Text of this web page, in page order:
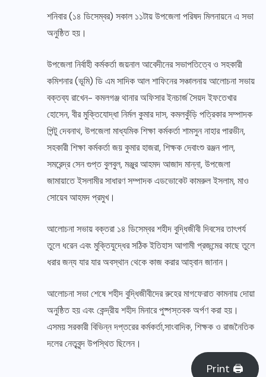
শনিবার (১৪ ডিসেম্বর) সকাল ১১টায় উপজেলা পরিষদ মিলনায়নে এ সভা
অনুষ্ঠিত হয়।
উপজেলা নির্বাহী কর্মকর্তা জয়নাল আবেদীনের সভাপতিত্বে ও সহকারী
কমিশনার (ভূমি) ডি এম সাদিক আল শাফিনের সঞ্চালনায় আলোচনা সভায়
বক্তব্য রাখেন- কমলগঞ্জ থানার অফিসার ইনচার্জ সৈয়দ ইফতেখার
হোসেন, বীর মুক্তিযোদ্ধা নির্মল কুমার দাস, কমলকুঁড়ি পত্রিকার সম্পাদক
পিন্টু দেবনাথ, উপজেলা মাধ্যমিক শিক্ষা কর্মকর্তা শামসুন নাহার পারভীন,
সহকারী শিক্ষা কর্মকর্তা জয় কুমার হাজরা, শিক্ষক দেবাংশু রঞ্জন পাল,
সমরেন্দ্র সেন গুপ্ত বুলবুল, মঞ্জুর আহমদ আজাদ মান্না, উপজেলা
জামায়াতে ইসলামীর সাধারণ সম্পাদক এডভোকেট কামরুল ইসলাম, মাও
সোয়েব আহমদ প্রমুখ।
আলোচনা সভায় বক্তরা ১৪ ডিসেম্বর শহীদ বুদ্ধিজীবী দিবসের তাৎপর্য
তুলে ধরেন এবং মুক্তিযুদ্ধের সঠিক ইতিহাস আগামী প্রজন্মের কাছে তুলে
ধরার জন্য যার যার অবস্থান থেকে কাজ করার আহ্বান জানান।
আলোচনা সভা শেষে শহীদ বুদ্ধিজীবীদের রুহের মাগফেরাত কামনায় দোয়া
অনুষ্ঠিত হয় এবং কেন্দ্রীয় শহীদ মিনারে পুষ্পস্তবক অর্পণ করা হয়।
এসময় সরকারী বিভিন্ন দপ্তরের কর্মকর্তা,সাংবাদিক, শিক্ষক ও রাজনৈতিক
দলের নেতৃবৃন্দ উপস্থিত ছিলেন।
Print 🖨